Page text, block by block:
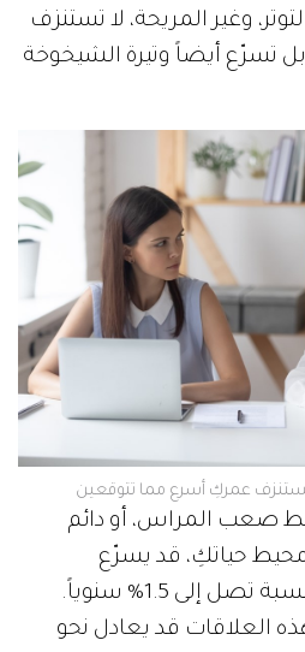
وغير المريحة، لا تستنزف
تسرّع أيضاً وتيرة الشيخوخة
عمركِ أسرع مما تتوقعين
المراس، أو دائم
حياتكِ، قد يسرّع
الشيخوخة البيولوجية بنسبة تصل إلى 1.5% سنوياً.
هذه العلاقات قد يعادل نحو